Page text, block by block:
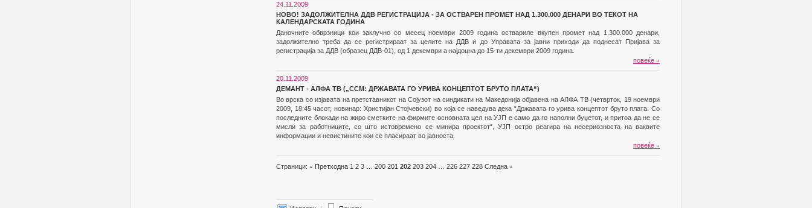
24.11.2009
НОВО! ЗАДОЛЖИТЕЛНА ДДВ РЕГИСТРАЦИЈА - ЗА ОСТВАРЕН ПРОМЕТ НАД 1.300.000 ДЕНАРИ ВО ТЕКОТ НА
КАЛЕНДАРСКАТА ГОДИНА
Даночните обврзници кои заклучно со месец ноември 2009 година оствариле вкупен промет над 1.300.000 денари,
задолжително треба да се регистрираат за целите на ДДВ и до Управата за јавни приходи да поднесат Пријава за
регистрација за ДДВ (образец ДДВ-01), од 1 декември а најдоцна до 15-ти декември 2009 година.
повеќе »
20.11.2009
ДЕМАНТ - АЛФА ТВ („ССМ: ДРЖАВАТА ГО УРИВА КОНЦЕПТОТ БРУТО ПЛАТА“)
Во врска со изјавата на претставникот на Сојузот на синдикати на Македонија објавена на АЛФА ТВ (четврток, 19 ноември
2009, 18:45 часот, новинар: Христијан Стојчевски) во која се наведува дека “Државата го урива концептот бруто плата. Со
последните блокади на жиро сметките на фирмите основната цел на УЈП е само да го наполни буџетот, и притоа да не се
мисли за работниците, со што истовремено се минира проектот“, УЈП остро реагира на несериозноста на ваквите
информации и невистините кои се пласираат во јавноста.
повеќе »
Страници: « Претходна 1 2 3 200 201 202 203 204 226 227 228 Следна »